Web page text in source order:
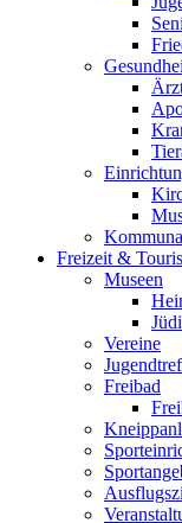
Freizeit &
Museen
Vereine
Freibad